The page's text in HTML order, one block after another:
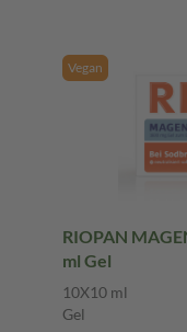
Vegan
RIOPAN
ml Gel
10X10 ml
Gel